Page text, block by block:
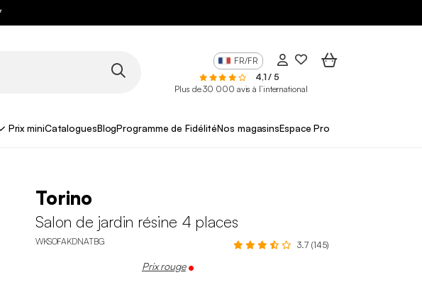
FR/FR
4,1 / 5
Plus de 30 000 avis à l’international
Prix miniCataloguesBlogProgramme de FidélitéNos magasinsEspace Pro
Torino
Salon de jardin résine 4 places
WKSOFAKDNATBG 3.7 (145)
Prix rouge